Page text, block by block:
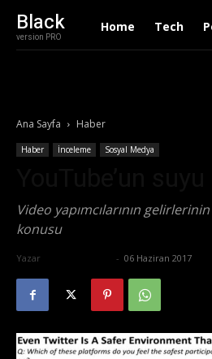
Black
version PRO
Home Tech
Ana Sayfa Haber
Haber İnceleme Sosyal Medya
Video yapımcılarının
konusu
Yazar - 06 Haziran 2017